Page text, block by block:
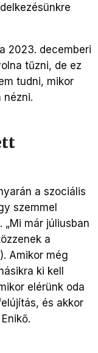
2023. decemberi
tűzni, de ez
tudni, mikor
nézni.
a szociális
szemmel
már júliusban
a
Amikor még
ki kell
elérünk oda
és akkor